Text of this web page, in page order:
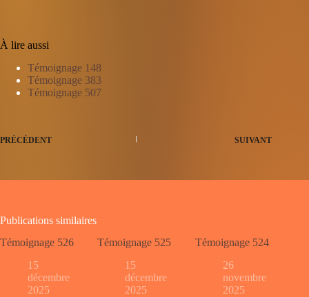
À lire aussi
Témoignage 148
Témoignage 383
Témoignage 507
PRÉCÉDENT SUIVANT
Publications similaires
Témoignage 526
15
décembre
2025
Témoignage 525
15
décembre
2025
Témoignage 524
26
novembre
2025